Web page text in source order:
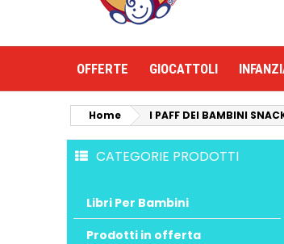
OFFERTE GIOCATTOLI
Home I PAFF DEI BAMBINI
CATEGORIE PRODOTTI
Libri Per Bambini
Prodotti in offerta